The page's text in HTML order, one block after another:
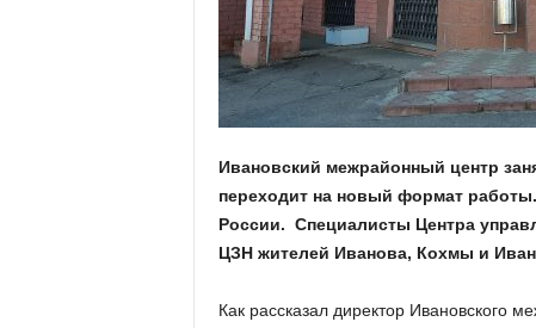
Ивановский межрайонный центр
переходит на новый формат
России. Специалисты Центра
ЦЗН жителей Иванова, Кохмы и
Как рассказал директор